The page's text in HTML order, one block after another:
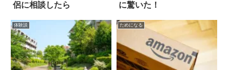
侶に相談したら
に驚いた！
体験談 ためになる